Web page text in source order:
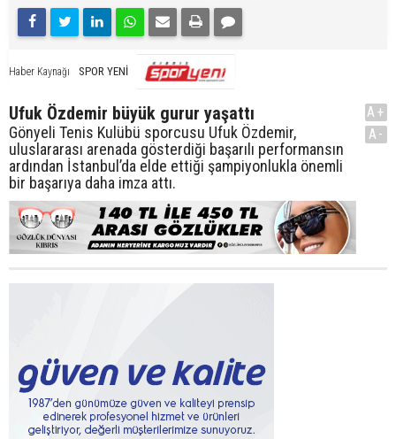
Haber Kaynağı SPOR YENİ
Ufuk Özdemir büyük gurur yaşattı
Gönyeli Tenis Kulübü sporcusu Ufuk Özdemir,
uluslararası arenada gösterdiği başarılı performansın
ardından İstanbul’da elde ettiği şampiyonlukla önemli
bir başarıya daha imza attı.
A+
A-